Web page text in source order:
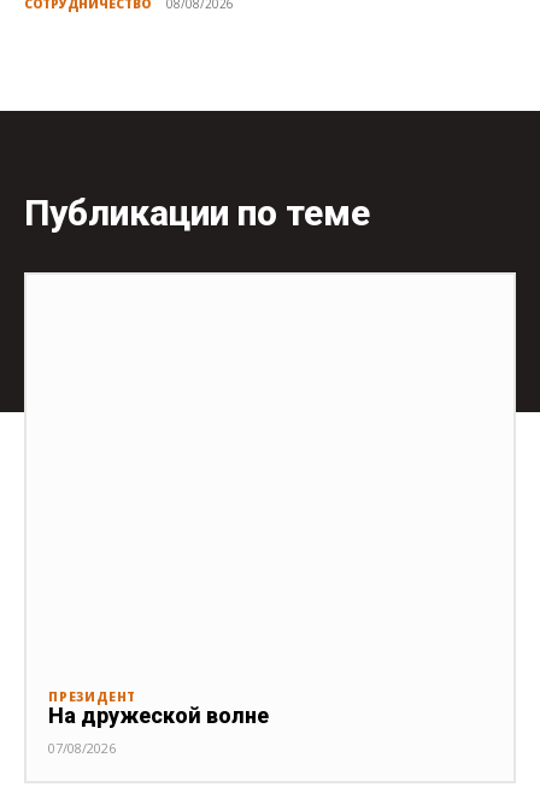
СОТРУДНИЧЕСТВО 08/08/2026
Публикации по теме
ПРЕЗИДЕНТ
На дружеской волне
07/08/2026